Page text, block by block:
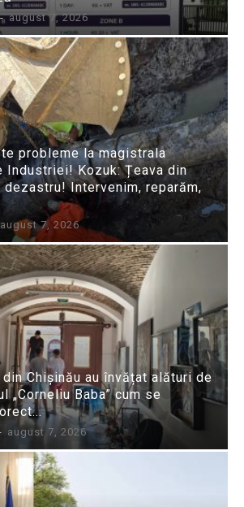
- august 7, 2026
probleme la magistrala
Industriei! Kozuk: Țeava din
dezastru! Intervenim, reparăm,
august 7, 2026
din Chișinău au învățat alături de
„Corneliu Baba” cum se
august 7, 2026